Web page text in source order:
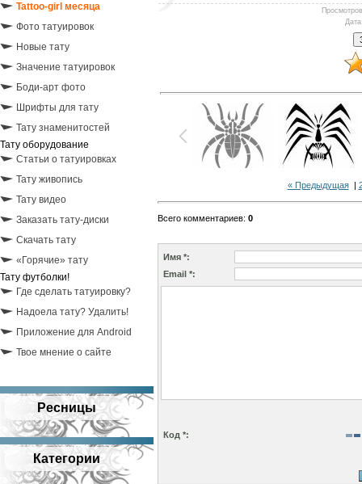
Tattoo-girl месяца
Фото татуировок
Новые тату
Значение татуировок
Боди-арт фото
Шрифты для тату
Тату знаменитостей
Тату оборудование
Статьи о татуировках
Тату живопись
Тату видео
Заказать тату-диски
Скачать тату
«Горячие» тату
Тату футболки!
Где сделать татуировку?
Надоела тату? Удалить!
Приложение для Android
Твое мнение о сайте
Ресницы
Категории
Просмотров
Дата
« Предыдущая|
Всего комментариев: 0
Имя *:
Email *:
Код *: